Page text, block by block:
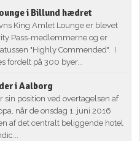
i Billund hædret
King Amlet Lounge er blevet
Pass-medlemmerne og er
"Highly Commended". I
fordelt på 300 byer...
i Aalborg
sin position ved overtagelsen af
når de onsdag 1. juni 2016
af det centralt beliggende hotel